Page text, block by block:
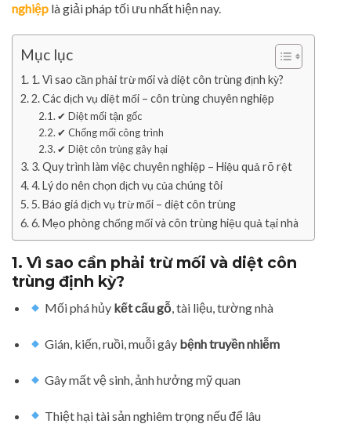
nghiệp là giải pháp tối ưu nhất hiện nay.
Mục lục
1. Vì sao cần phải trừ mối và diệt côn trùng định kỳ?
2. Các dịch vụ diệt mối – côn trùng chuyên nghiệp
✔ Diệt mối tận gốc
✔ Chống mối công trình
✔ Diệt côn trùng gây hại
3. Quy trình làm việc chuyên nghiệp – Hiệu quả rõ rệt
4. Lý do nên chọn dịch vụ của chúng tôi
5. Báo giá dịch vụ trừ mối – diệt côn trùng
6. Mẹo phòng chống mối và côn trùng hiệu quả tại nhà
1. Vì sao cần phải trừ mối và diệt côn
trùng định kỳ?
Mối phá hủy kết cấu gỗ, tài liệu, tường nhà
Gián, kiến, ruồi, muỗi gây bệnh truyền nhiễm
Gây mất vệ sinh, ảnh hưởng mỹ quan
Thiệt hại tài sản nghiêm trọng nếu để lâu